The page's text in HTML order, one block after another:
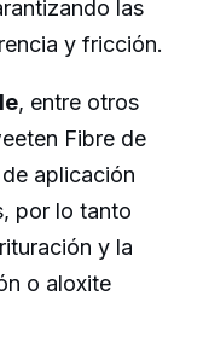
las
y fricción.
, entre otros
Fibre de
aplicación
por lo tanto
y la
o aloxite